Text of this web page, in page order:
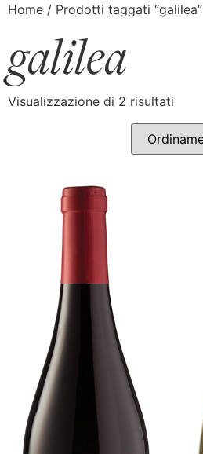
Home / Prodotti taggati “galilea”
galilea
Visualizzazione di 2 risultati